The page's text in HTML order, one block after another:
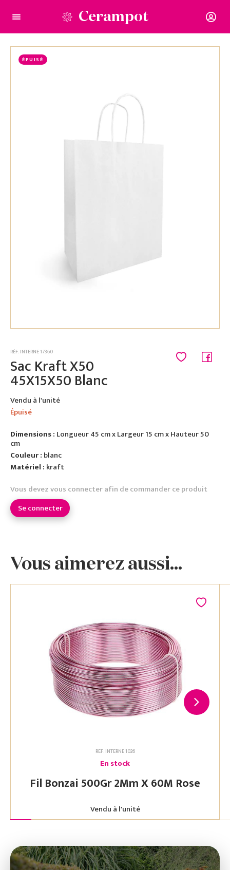
Cerampot
ÉPUISÉ
RÉF. INTERNE 17360
Sac Kraft X50
45X15X50 Blanc
Vendu à l'unité
Épuisé
Dimensions : Longueur 45 cm x Largeur 15 cm x Hauteur 50
cm
Couleur : blanc
Matériel : kraft
Vous devez vous connecter afin de commander ce produit
Se connecter
Vous aimerez aussi...
RÉF. INTERNE 1026
En stock
Fil Bonzai 500Gr 2Mm X 60M Rose
Vendu à l'unité